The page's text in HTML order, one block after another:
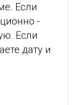
Если
-
Если
дату и